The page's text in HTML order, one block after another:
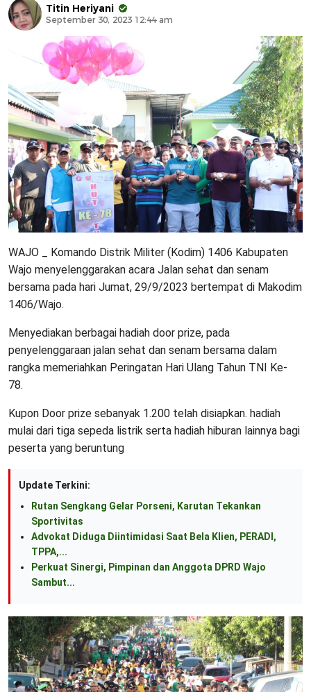
Titin Heriyani
September 30, 2023 12:44 am
WAJO _ Komando Distrik Militer (Kodim) 1406 Kabupaten
Wajo menyelenggarakan acara Jalan sehat dan senam
bersama pada hari Jumat, 29/9/2023 bertempat di Makodim
1406/Wajo.
Menyediakan berbagai hadiah door prize, pada
penyelenggaraan jalan sehat dan senam bersama dalam
rangka memeriahkan Peringatan Hari Ulang Tahun TNI Ke-
78.
Kupon Door prize sebanyak 1.200 telah disiapkan. hadiah
mulai dari tiga sepeda listrik serta hadiah hiburan lainnya bagi
peserta yang beruntung
Update Terkini:
Rutan Sengkang Gelar Porseni, Karutan Tekankan
Sportivitas
Advokat Diduga Diintimidasi Saat Bela Klien, PERADI,
TPPA,...
Perkuat Sinergi, Pimpinan dan Anggota DPRD Wajo
Sambut...